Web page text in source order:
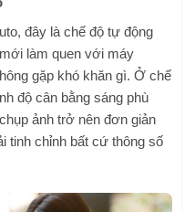
đây là chế độ tự động
làm quen với máy
gặp khó khăn gì. Ở chế
độ cân bằng sáng phù
ảnh trở nên đơn giản
tinh chỉnh bất cứ thông số